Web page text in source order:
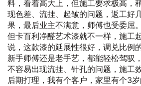
料，看着高大上，但施工要求极高，
现色差、流挂、起皱的问题，返工好
果，最后业主不满意，师傅也受委屈。
但卡百利净醛艺术漆就不一样，施工
说，这款漆的延展性很好，调兑比例
新手师傅还是老手艺，都能轻松驾驭
不容易出现流挂、针孔的问题，施工
后期打理，我有个客户，家里有个3